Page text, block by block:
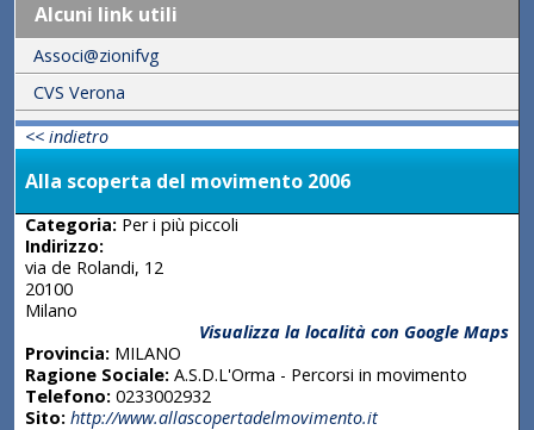
Alcuni link utili
Associ@zionifvg
CVS Verona
<< indietro
Alla scoperta del movimento 2006
Categoria:Per i più piccoli
Indirizzo:
via de Rolandi, 12
20100
Milano
Visualizza la località con Google Maps
Provincia:MILANO
Ragione Sociale:A.S.D.L'Orma - Percorsi in movimento
Telefono:0233002932
Sito: http://www.allascopertadelmovimento.it